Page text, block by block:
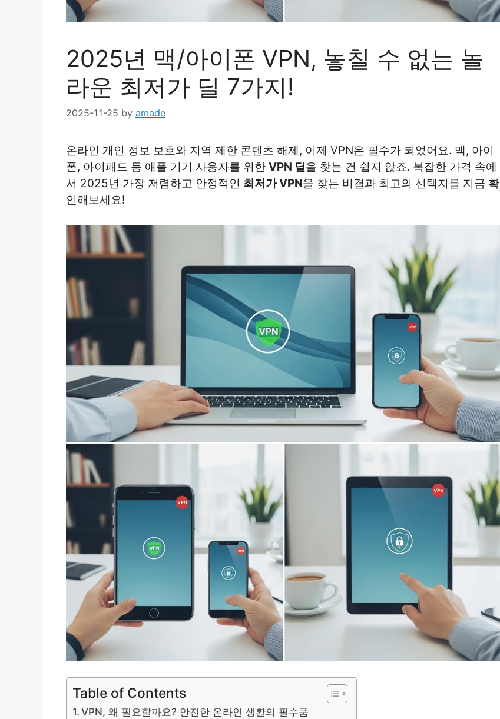
2025년 맥/아이폰 VPN, 놓칠 수 없는 놀
라운 최저가 딜 7가지!
2025-11-25 by amade
온라인 개인 정보 보호와 지역 제한 콘텐츠 해제, 이제 VPN은 필수가 되었어요. 맥, 아이
폰, 아이패드 등 애플 기기 사용자를 위한 VPN 딜을 찾는 건 쉽지 않죠. 복잡한 가격 속에
서 2025년 가장 저렴하고 안정적인 최저가 VPN을 찾는 비결과 최고의 선택지를 지금 확
인해보세요!
Table of Contents
VPN, 왜 필요할까요? 안전한 온라인 생활의 필수품